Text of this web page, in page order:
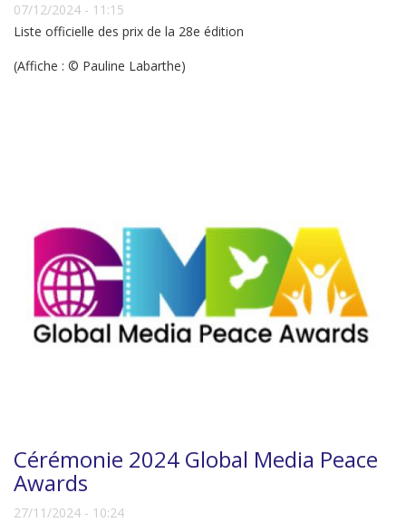
07/12/2024 - 11:15
Liste officielle des prix de la 28e édition
(Affiche : © Pauline Labarthe)
Cérémonie 2024 Global Media Peace
Awards
27/11/2024 - 10:24